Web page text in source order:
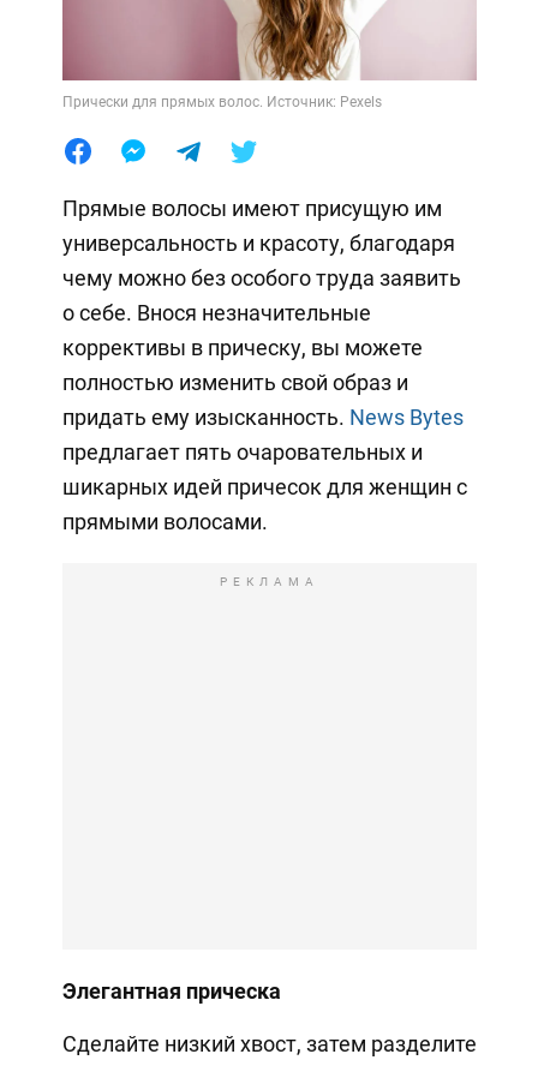
Прически для прямых волос. Источник: Pexels
Прямые волосы имеют присущую им
универсальность и красоту, благодаря
чему можно без особого труда заявить
о себе. Внося незначительные
коррективы в прическу, вы можете
полностью изменить свой образ и
придать ему изысканность. News Bytes
предлагает пять очаровательных и
шикарных идей причесок для женщин с
прямыми волосами.
РЕКЛАМА
Элегантная прическа
Сделайте низкий хвост, затем разделите